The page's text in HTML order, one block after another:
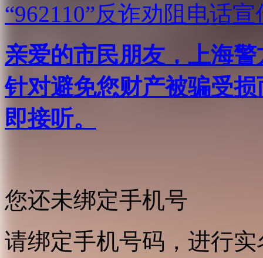
“962110”反诈劝阻电话宣
亲爱的市民朋友，上海
针对避免您财产被骗受
即接听。
您还未绑定手机号
请绑定手机号码，进行